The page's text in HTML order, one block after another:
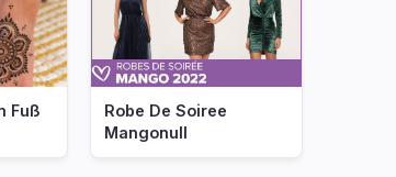
Fuß
Robe De Soiree
Mangonull